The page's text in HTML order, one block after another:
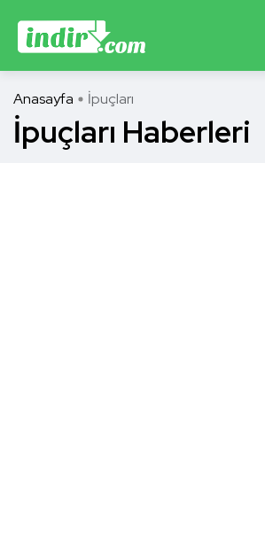
Anasayfa İpuçları
İpuçları Haberleri